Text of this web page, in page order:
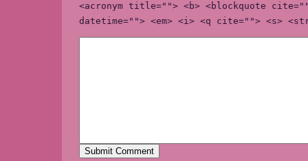
<acronym title=""> <b> <blockquote
datetime=""> <em> <i> <q cite=""> <s>